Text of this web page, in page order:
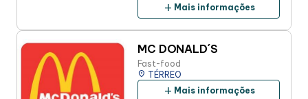
add Mais informações
MC DONALD´S
Fast-food
place TÉRREO
add Mais informações